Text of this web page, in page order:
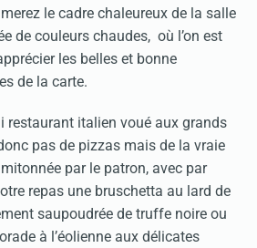
le cadre chaleureux de la salle
de couleurs chaudes, où l’on est
les belles et bonne
de la carte.
restaurant italien voué aux grands
pas de pizzas mais de la vraie
par le patron, avec par
repas une bruschetta au lard de
saupoudrée de truffe noire ou
à l’éolienne aux délicates